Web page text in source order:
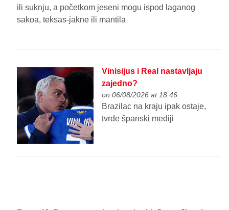
ili suknju, a početkom jeseni mogu ispod laganog
sakoa, teksas-jakne ili mantila
Vinisijus i Real nastavljaju
zajedno?
on 06/08/2026 at 18:46
Brazilac na kraju ipak ostaje,
tvrde španski mediji